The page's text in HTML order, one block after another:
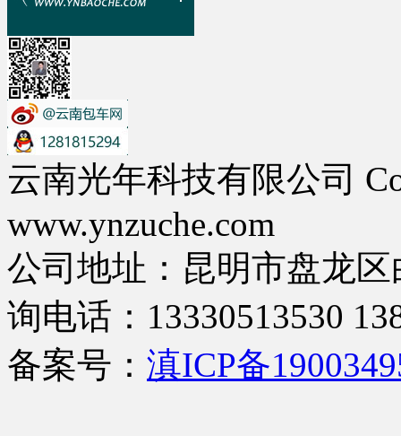
云南光年科技有限公司
www.ynzuche.com
公司地址：昆明市盘龙
询电话：13330513530
备案号： 滇ICP备